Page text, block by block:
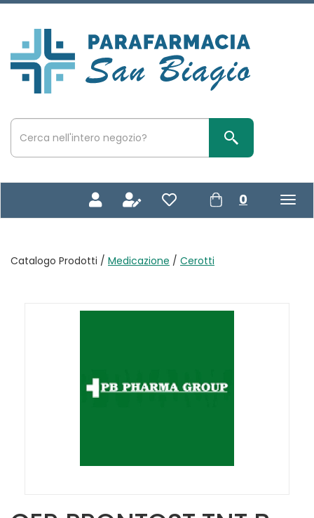
Passa
principale
San
Biagio
Cerca
Prodotto
Cerca Prodotto
0 prodotti
inseriti
Catalogo Prodotti / Medicazione / Cerotti